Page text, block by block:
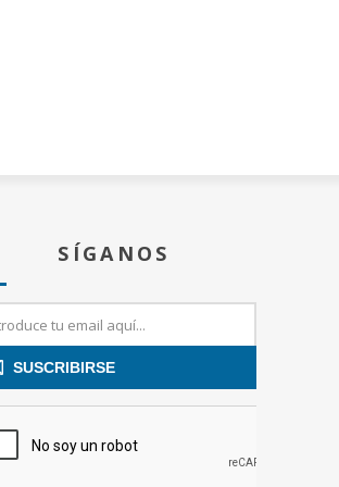
SÍGANOS
SUSCRIBIRSE